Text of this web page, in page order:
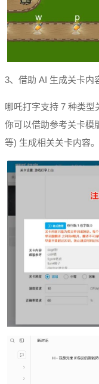
3、借助 AI 生成关卡内
哪吒打字支持 7 种类型
你可以借助参考关卡模
等) 生成相关关卡内容。